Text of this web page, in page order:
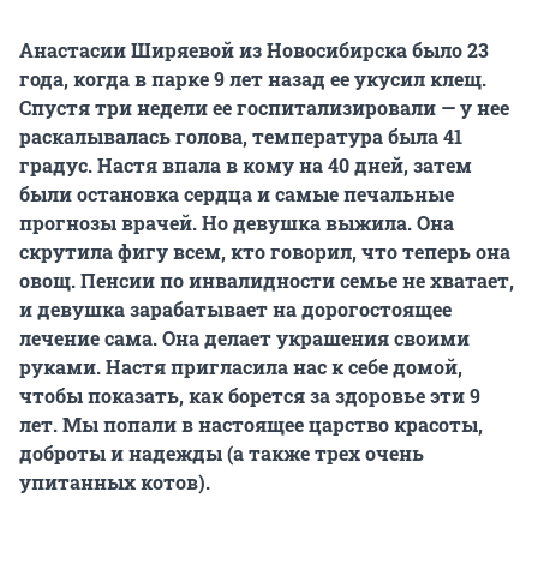
Анастасии Ширяевой из Новосибирска было 23
года, когда в парке 9 лет назад ее укусил клещ.
Спустя три недели ее госпитализировали — у нее
раскалывалась голова, температура была 41
градус. Настя впала в кому на 40 дней, затем
были остановка сердца и самые печальные
прогнозы врачей. Но девушка выжила. Она
скрутила фигу всем, кто говорил, что теперь она
овощ. Пенсии по инвалидности семье не хватает,
и девушка зарабатывает на дорогостоящее
лечение сама. Она делает украшения своими
руками. Настя пригласила нас к себе домой,
чтобы показать, как борется за здоровье эти 9
лет. Мы попали в настоящее царство красоты,
доброты и надежды (а также трех очень
упитанных котов).